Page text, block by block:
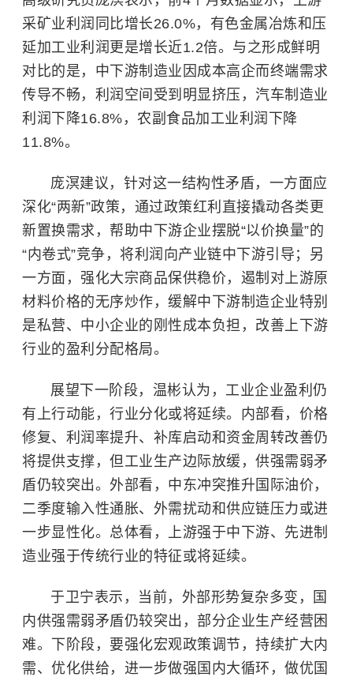
采矿业利润同比增长26.0%，有色金属冶炼和压
延加工业利润更是增长近1.2倍。与之形成鲜明
对比的是，中下游制造业因成本高企而终端需求
传导不畅，利润空间受到明显挤压，汽车制造业
利润下降16.8%，农副食品加工业利润下降
11.8%。
庞溟建议，针对这一结构性矛盾，一方面应
深化“两新”政策，通过政策红利直接撬动各类更
新置换需求，帮助中下游企业摆脱“以价换量”的
“内卷式”竞争，将利润向产业链中下游引导；另
一方面，强化大宗商品保供稳价，遏制对上游原
材料价格的无序炒作，缓解中下游制造企业特别
是私营、中小企业的刚性成本负担，改善上下游
行业的盈利分配格局。
展望下一阶段，温彬认为，工业企业盈利仍
有上行动能，行业分化或将延续。内部看，价格
修复、利润率提升、补库启动和资金周转改善仍
将提供支撑，但工业生产边际放缓，供强需弱矛
盾仍较突出。外部看，中东冲突推升国际油价，
二季度输入性通胀、外需扰动和供应链压力或进
一步显性化。总体看，上游强于中下游、先进制
造业强于传统行业的特征或将延续。
于卫宁表示，当前，外部形势复杂多变，国
内供强需弱矛盾仍较突出，部分企业生产经营困
难。下阶段，要强化宏观政策调节，持续扩大内
需、优化供给，进一步做强国内大循环，做优国